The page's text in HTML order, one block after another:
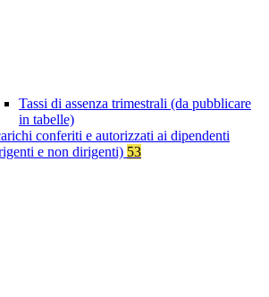
Tassi di assenza trimestrali (da pubblicare
in tabelle)
conferiti e autorizzati ai dipendenti
e non dirigenti) 53